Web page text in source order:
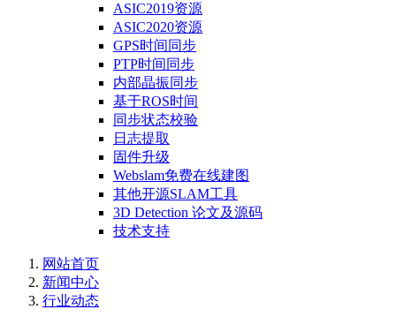
ASIC2019资源
ASIC2020资源
GPS时间同步
PTP时间同步
内部晶振同步
基于ROS时间
同步状态校验
日志提取
固件升级
Webslam免费在线建图
其他开源SLAM工具
3D Detection 论文及源码
技术支持
网站首页
新闻中心
行业动态